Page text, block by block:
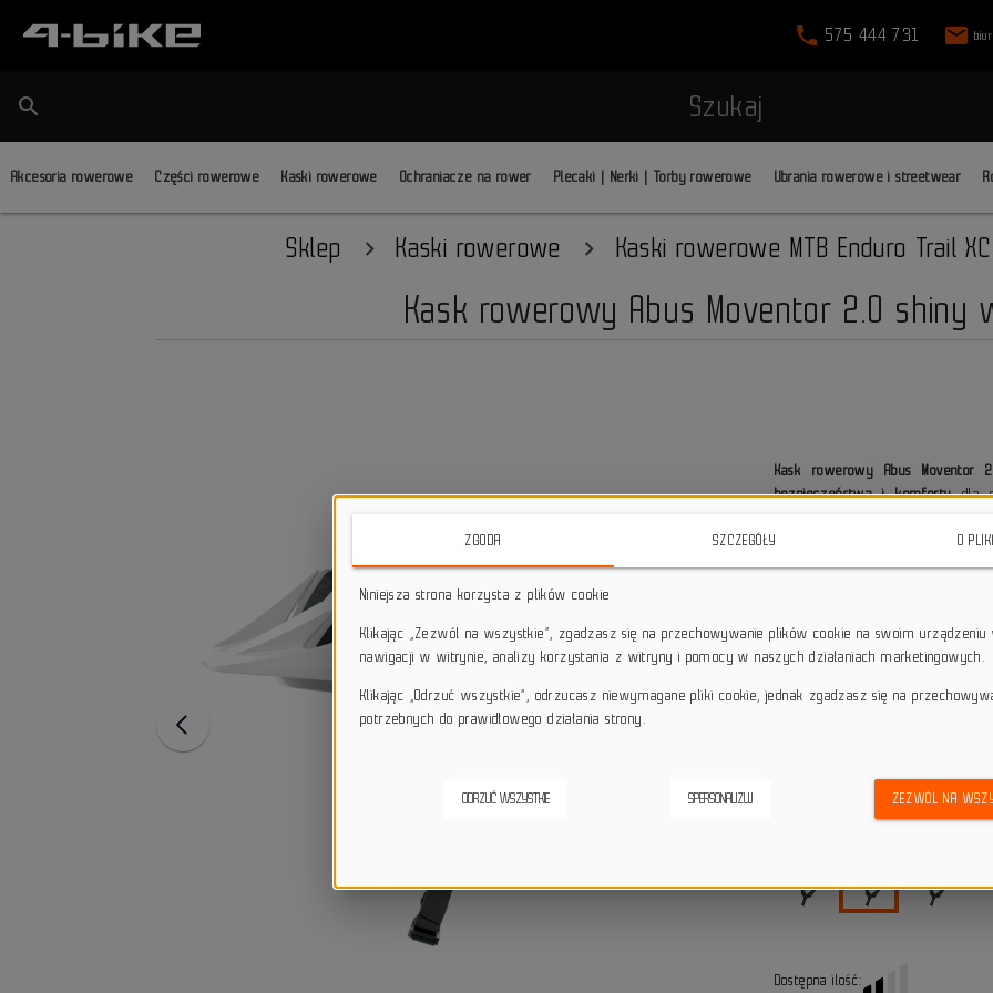
phone 575 444 731 mail
search Szukaj
Akcesoria rowerowe Części rowerowe Kaski rowerowe Ochraniacze na rower Plecaki | Nerki | Torby rowerowe Ubrania rowerowe i streetwear
Sklep Kaski rowerowe Kaski rowerowe MTB Enduro Trail XC
Kask rowerowy Abus Moventor 2.0 shiny
Kask rowerowy Abus Moventor
bezpieczeństwa i komfortudla
Doskonale dostosowany do
zaawansowaną ochronę i
local_shipping Darmowa dostawa przy
Dostępna ilość:
ZGODA SZCZEGÓŁY O
Niniejsza strona korzysta z plików cookie
Klikając „Zezwól na wszystkie”, zgadzasz się na przechowywanie plików cookie na swoim urządzeniu
nawigacji w witrynie, analizy korzystania z witryny i pomocy w naszych działaniach marketingowych.
Klikając „Odrzuć wszystkie”, odrzucasz niewymagane pliki cookie, jednak zgadzasz się na
potrzebnych do prawidłowego działania strony.
ODRZUĆ WSZYSTKIE SPERSONALIZUJ ZEZWÓL NA